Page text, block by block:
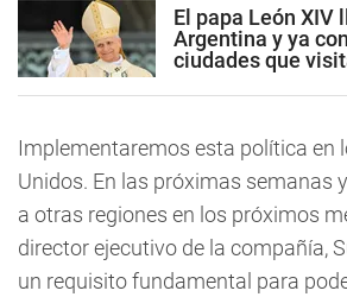
El papa León XIV
Argentina y ya
ciudades que
Implementaremos esta política en
Unidos. En las próximas semanas
a otras regiones en los próximos
director ejecutivo de la compañía,
un requisito fundamental para